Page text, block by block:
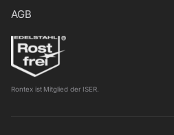
AGB
Rontex ist Mitglied der ISER.